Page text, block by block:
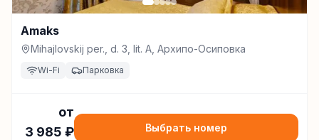
Amaks
Mihajlovskij per., d. 3, lit. A, Архипо-Осиповка
Wi-Fi Парковка
от
3 985 ₽ Выбрать номер